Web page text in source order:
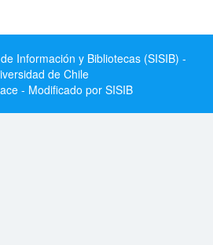
Información y Bibliotecas (SISIB) -
de Chile
- Modificado por SISIB